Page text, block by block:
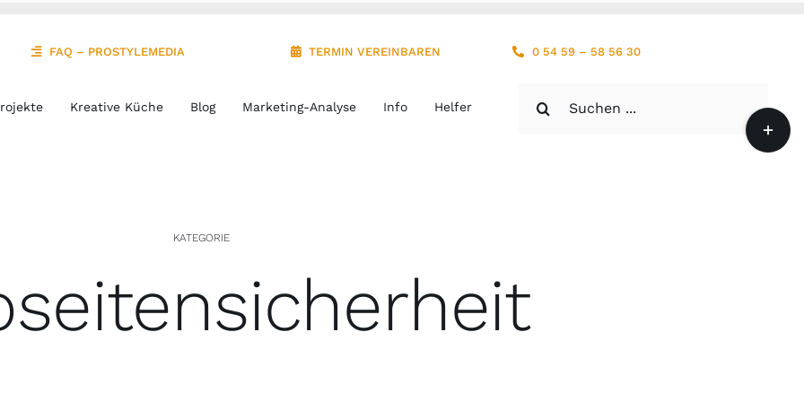
FAQ – PROSTYLEMEDIA TERMIN VEREINBAREN 0 54 59 – 58 56 30
Kreative Küche Blog Marketing-Analyse Info Helfer
nach:
KATEGORIE
Toggle
Sliding